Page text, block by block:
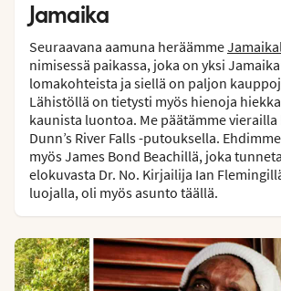
Jamaika
Seuraavana aamuna heräämme
nimisessä paikassa, joka on yksi
lomakohteista ja siellä on paljon
Lähistöllä on tietysti myös hienoja
kaunista luontoa. Me päätämme
Dunn’s River Falls -putouksella.
myös James Bond Beachillä, joka
elokuvasta Dr. No. Kirjailija Ian
luojalla, oli myös asunto täällä.